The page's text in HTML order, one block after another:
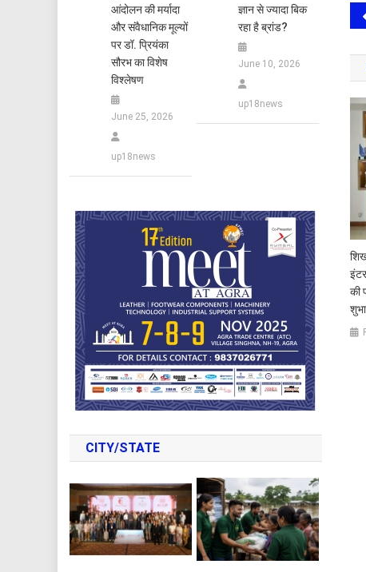
की
आंदोलन की मर्यादा
और संवैधानिक मूल्यों
पर डॉ. प्रियंका
सौरभ का विशेष
विश्लेषण
June 25, 2026
up18news
ज्ञान से ज्यादा बिक
रहा है ब्रांड?
June 10, 2026
up18news
CITY/STATE